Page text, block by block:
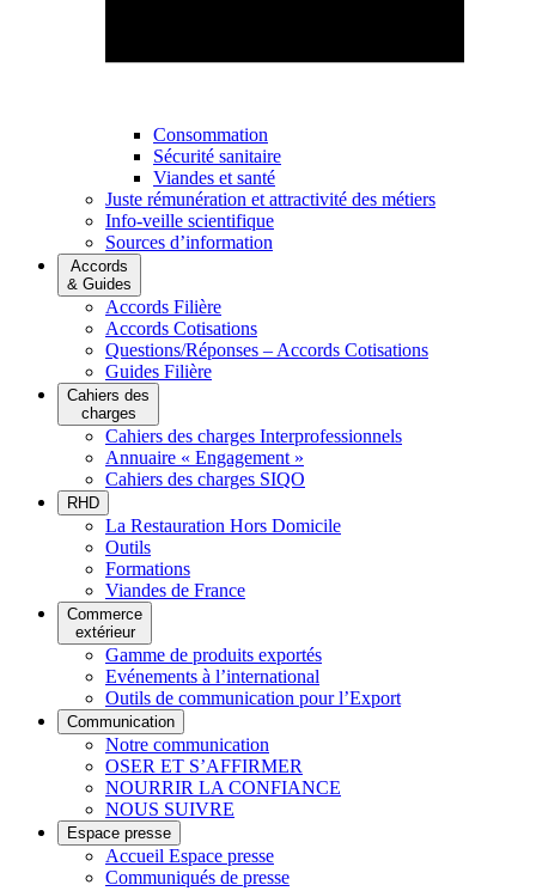
Consommation
Sécurité sanitaire
Viandes et santé
Juste rémunération et attractivité des métiers
Info-veille scientifique
Sources d’information
Accords
& Guides
Accords Filière
Accords Cotisations
Questions/Réponses – Accords Cotisations
Guides Filière
Cahiers des
charges
Cahiers des charges Interprofessionnels
Annuaire « Engagement »
Cahiers des charges SIQO
RHD
La Restauration Hors Domicile
Outils
Formations
Viandes de France
Commerce
extérieur
Gamme de produits exportés
Evénements à l’international
Outils de communication pour l’Export
Communication
Notre communication
OSER ET S’AFFIRMER
NOURRIR LA CONFIANCE
NOUS SUIVRE
Espace presse
Accueil Espace presse
Communiqués de presse